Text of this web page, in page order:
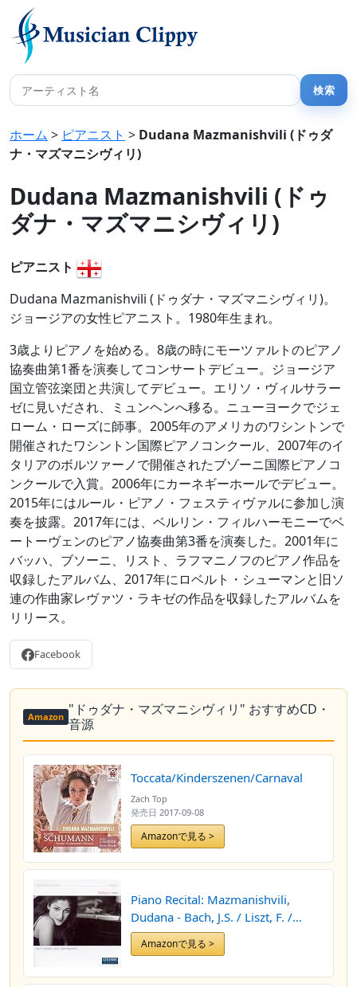
ホーム > ピアニスト > Dudana Mazmanishvili (ドゥダ
ナ・マズマニシヴィリ)
Dudana Mazmanishvili (ドゥ
ダナ・マズマニシヴィリ)
ピアニスト
Dudana Mazmanishvili (ドゥダナ・マズマニシヴィリ)。
ジョージアの女性ピアニスト。1980年生まれ。
3歳よりピアノを始める。8歳の時にモーツァルトのピアノ
協奏曲第1番を演奏してコンサートデビュー。ジョージア
国立管弦楽団と共演してデビュー。エリソ・ヴィルサラー
ゼに見いだされ、ミュンヘンへ移る。ニューヨークでジェ
ローム・ローズに師事。2005年のアメリカのワシントンで
開催されたワシントン国際ピアノコンクール、2007年のイ
タリアのボルツァーノで開催されたブゾーニ国際ピアノコ
ンクールで入賞。2006年にカーネギーホールでデビュー。
2015年にはルール・ピアノ・フェスティヴァルに参加し演
奏を披露。2017年には、ベルリン・フィルハーモニーでベ
ートーヴェンのピアノ協奏曲第3番を演奏した。2001年に
バッハ、ブソーニ、リスト、ラフマニノフのピアノ作品を
収録したアルバム、2017年にロベルト・シューマンと旧ソ
連の作曲家レヴァツ・ラキゼの作品を収録したアルバムを
リリース。
Facebook
Amazon "ドゥダナ・マズマニシヴィリ" おすすめCD・
音源
Toccata/Kinderszenen/Carnaval
Zach Top
発売日 2017-09-08
Amazonで見る >
Piano Recital: Mazmanishvili,
Dudana - Bach, J.S. / Liszt, F. /
Rachmaninov, S.
Amazonで見る >